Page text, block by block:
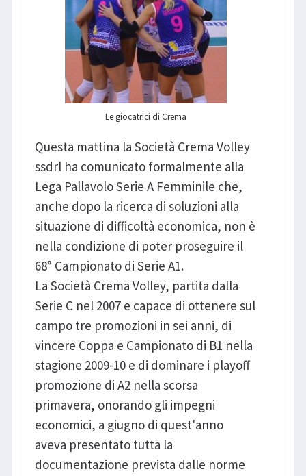
Le giocatrici di Crema
Questa mattina la Società Crema Volley
ssdrl ha comunicato formalmente alla
Lega Pallavolo Serie A Femminile che,
anche dopo la ricerca di soluzioni alla
situazione di difficoltà economica, non è
nella condizione di poter proseguire il
68° Campionato di Serie A1.
La Società Crema Volley, partita dalla
Serie C nel 2007 e capace di ottenere sul
campo tre promozioni in sei anni, di
vincere Coppa e Campionato di B1 nella
stagione 2009-10 e di dominare i playoff
promozione di A2 nella scorsa
primavera, onorando gli impegni
economici, a giugno di quest'anno
aveva presentato tutta la
documentazione prevista dalle norme